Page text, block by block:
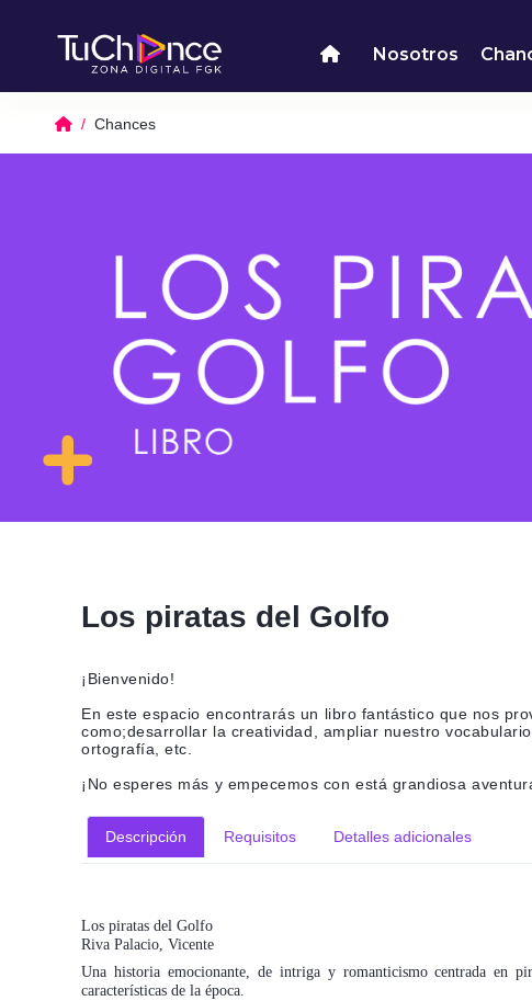
Nosotros
Chances
Los piratas del Golfo
¡Bienvenido!
En este espacio encontrarás un libro fantástico que nos
como;desarrollar la creatividad, ampliar nuestro
ortografía, etc.
¡No esperes más y empecemos con está grandiosa
Descripción Requisitos Detalles adicionales
Los piratas del Golfo
Riva Palacio, Vicente
Una historia emocionante, de intriga y romanticismo centrada en
características de la época.